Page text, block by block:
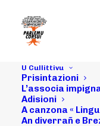
U Cullittivu
Prisintazioni
L’associa
Adisioni
A canzona «
An diverrañ e
U